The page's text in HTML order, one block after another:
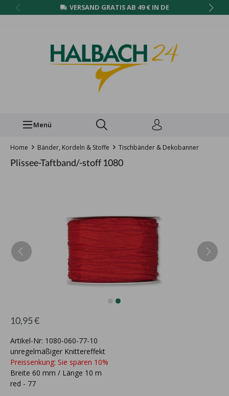
VERSAND GRATIS AB 49 € IN DE
Menü
Home Bänder, Kordeln & Stoffe Tischbänder & Dekobanner
Plissee-Taftband/-stoff 1080
10,95 €
Artikel-Nr: 1080-060-77-10
unregelmäßiger Knittereffekt
Preissenkung: Sie sparen 10%
Breite 60 mm / Länge 10 m
red - 77